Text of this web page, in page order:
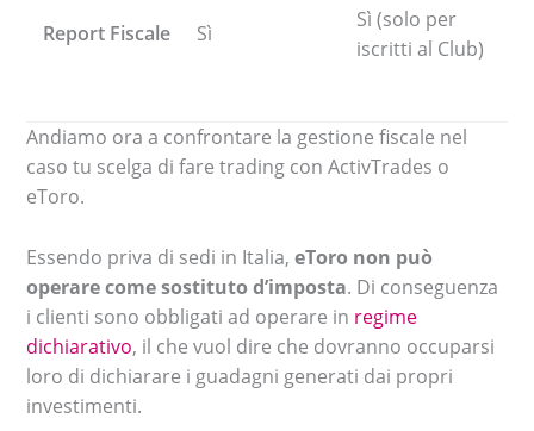
Report Fiscale Sì
Sì (solo per
iscritti al Club)
Andiamo ora a confrontare la gestione fiscale nel
caso tu scelga di fare trading con ActivTrades o
eToro.
Essendo priva di sedi in Italia,eToro non può
operare come sostituto d’imposta. Di conseguenza
i clienti sono obbligati ad operare in regime
dichiarativo, il che vuol dire che dovranno occuparsi
loro di dichiarare i guadagni generati dai propri
investimenti.